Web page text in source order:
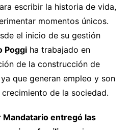
escribir la historia de vida,
momentos únicos.
el inicio de su gestión
Poggiha trabajado en
de la construcción de
que generan empleo y son
de la sociedad.
Mandatario entregó las